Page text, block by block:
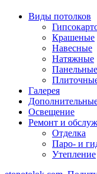
Виды потолков
Крашеные
Навесные
Натяжные
Панельные
Галерея
Освещение
Ремонт и
Отделка
Паро- и
Утепление